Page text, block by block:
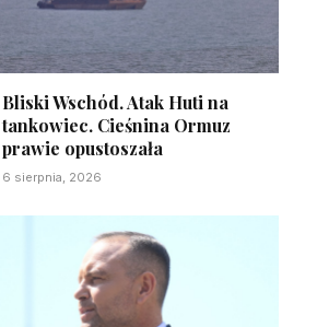
Bliski Wschód. Atak Huti na
tankowiec. Cieśnina Ormuz
prawie opustoszała
6 sierpnia, 2026